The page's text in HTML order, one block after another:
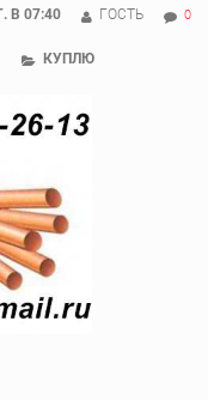
В 07:40 ГОСТЬ 0
КУПЛЮ